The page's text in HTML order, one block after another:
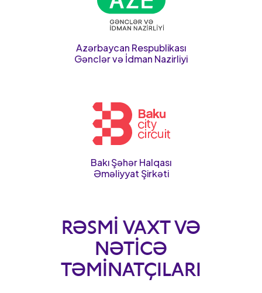
Azərbaycan Respublikası
Gənclər və İdman Nazirliyi
Bakı Şəhər Halqası
Əməliyyat Şirkəti
RƏSMI VAXT VƏ
NƏTICƏ
TƏMINATÇILARI